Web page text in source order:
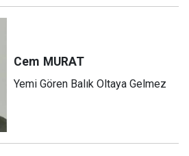
Cem MURAT
Yemi Gören Balık Oltaya Gelmez